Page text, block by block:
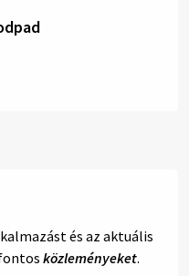
és az aktuális
közleményeket.